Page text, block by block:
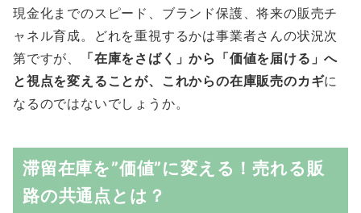
現金化までのスピード、ブランド保護、将来の販売チ
ャネル育成。どれを重視するかは事業者さんの状況次
第ですが、
「在庫をさばく」から「価値を届ける」へ
と視点を変えることが、これからの在庫販売のカギに
なるのではないでしょうか。
滞留在庫を”価値”に変える！売れる販
路の共通点とは？